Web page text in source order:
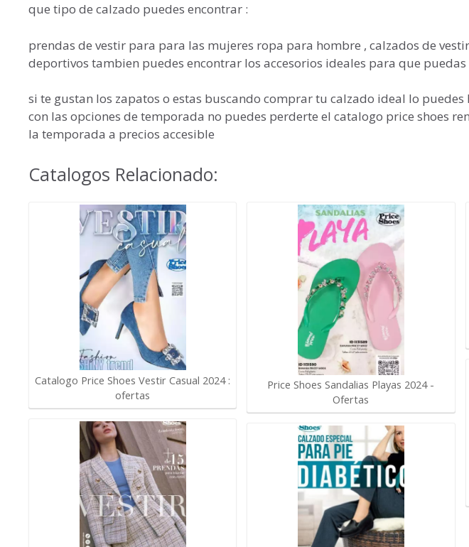
que tipo de calzado puedes encontrar :
prendas de vestir para para las mujeres ropa para hombre , calzados de
deportivos tambien puedes encontrar los accesorios ideales para que
si te gustan los zapatos o estas buscando comprar tu calzado ideal lo puedes
con las opciones de temporada no puedes perderte el catalogo price shoes
la temporada a precios accesible
Catalogos Relacionado:
Catalogo Price Shoes Vestir Casual 2024 :
ofertas
Price Shoes Sandalias Playas 2024 -
Ofertas